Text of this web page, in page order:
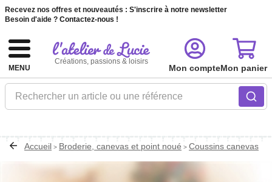
Recevez nos offres et nouveautés : S'inscrire à notre newsletter
Besoin d'aide ? Contactez-nous !
MENU
Créations, passions & loisirs
Rechercher un article ou une référence
Mon compteMon panier
Accueil > Broderie, canevas et point noué > Coussins canevas